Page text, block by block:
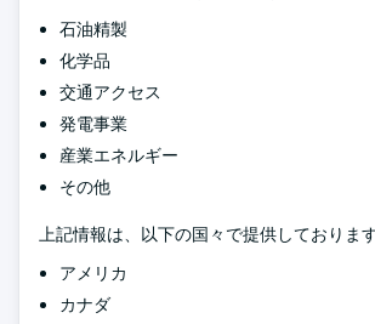
石油精製
化学品
交通アクセス
発電事業
産業エネルギー
その他
上記情報は、以下の国々で提供しております
アメリカ
カナダ